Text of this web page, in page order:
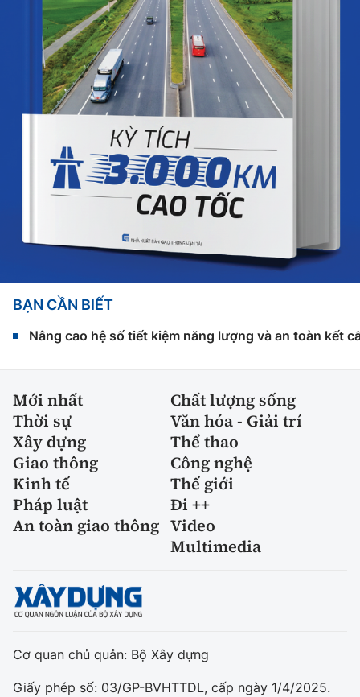
BẠN CẦN BIẾT
Nâng cao hệ số tiết kiệm năng lượng và an toàn kết
Mới nhất
Chất lượng sống
Thời sự
Văn hóa - Giải trí
Xây dựng
Thể thao
Giao thông
Công nghệ
Kinh tế
Thế giới
Pháp luật
Đi ++
An toàn giao thông Video
Multimedia
Cơ quan chủ quản: Bộ Xây dựng
Giấy phép số: 03/GP-BVHTTDL, cấp ngày 1/4/2025.